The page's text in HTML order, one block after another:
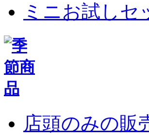
ミニお試しセ
店頭のみの販